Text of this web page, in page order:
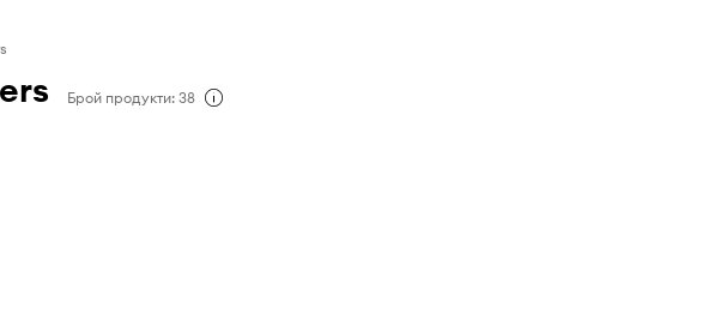
Брой продукти: 38